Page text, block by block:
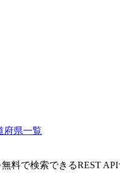
府県一覧
料で検索できるREST API